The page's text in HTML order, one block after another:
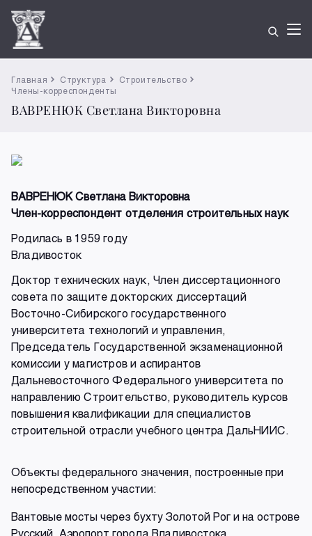
Главная Структура
Строительство
Члены-корреспонденты
ВАВРЕНЮК Светлана Викторовна
ВАВРЕНЮК Светлана Викторовна
Член-корреспондент отделения строительных наук
Родилась в 1959 году
Владивосток
Доктор технических наук, Член диссертационного
совета по защите докторских диссертаций
Восточно-Сибирского государственного
университета технологий и управления,
Председатель Государственной экзаменационной
комиссии у магистров и аспирантов
Дальневосточного Федерального университета по
направлению Строительство, руководитель курсов
повышения квалификации для специалистов
строительной отрасли учебного центра ДальНИИС.
Объекты федерального значения, построенные при
непосредственном участии:
Вантовые мосты через бухту Золотой Рог и на острове
Русский, Аэропорт города Владивостока,